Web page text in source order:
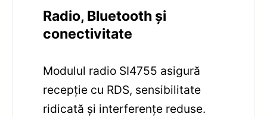
Radio, Bluetooth și
conectivitate
Modulul radio SI4755 asigură
recepție cu RDS, sensibilitate
ridicată și interferențe reduse.